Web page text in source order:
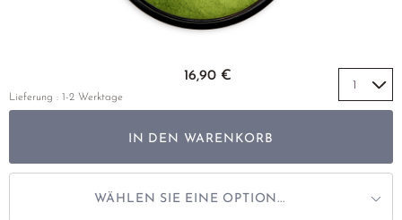
SETS & GIFTS
PHOENIX DANCONG
ZHANGPING SHUI XIAN
JAPAN
THAILAND
TÜRKEI
NACH SORTE
SELTENE INCENCES16,90 €
WÄHLEN SIE EINE OPTION...
IN DEN WARENKORB
Lieferung : 1-2 Werktage